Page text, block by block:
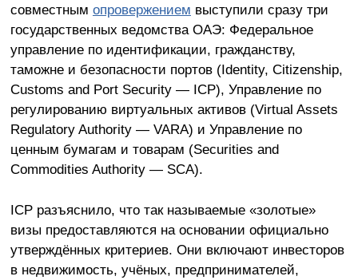
совместным опровержением выступили сразу три
государственных ведомства ОАЭ: Федеральное
управление по идентификации, гражданству,
таможне и безопасности портов (Identity, Citizenship,
Customs and Port Security — ICP), Управление по
регулированию виртуальных активов (Virtual Assets
Regulatory Authority — VARA) и Управление по
ценным бумагам и товарам (Securities and
Commodities Authority — SCA).
ICP разъяснило, что так называемые «золотые»
визы предоставляются на основании официально
утверждённых критериев. Они включают инвесторов
в недвижимость, учёных, предпринимателей,